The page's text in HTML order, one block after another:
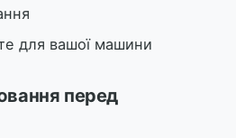
для вашої машини
перед